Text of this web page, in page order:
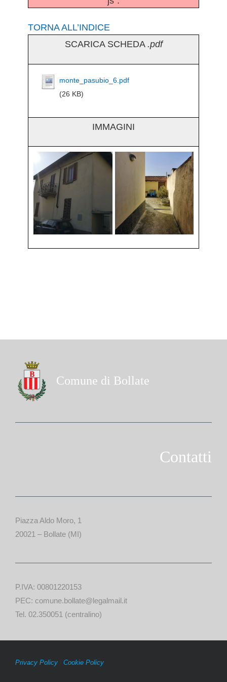
TORNA ALL’INDICE
SCARICA SCHEDA .pdf
monte_pasubio_6.pdf
(26 KB)
IMMAGINI
Comune di Bollate
Contatti
Piazza Aldo Moro, 1
20021 – Bollate (MI)
P.IVA: 00801220153
PEC: comune.bollate@legalmail.it
Tel. 02.350051 (centralino)
Privacy Policy| Cookie Policy